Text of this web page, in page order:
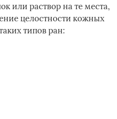
или раствор на те места,
целостности кожных
типов ран: